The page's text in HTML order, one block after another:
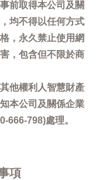
前取得本公司及關
均不得以任何方式
，永久禁止使用網
，包含但不限於商
他權利人智慧財產
本公司及關係企業
666-798)處理。
項